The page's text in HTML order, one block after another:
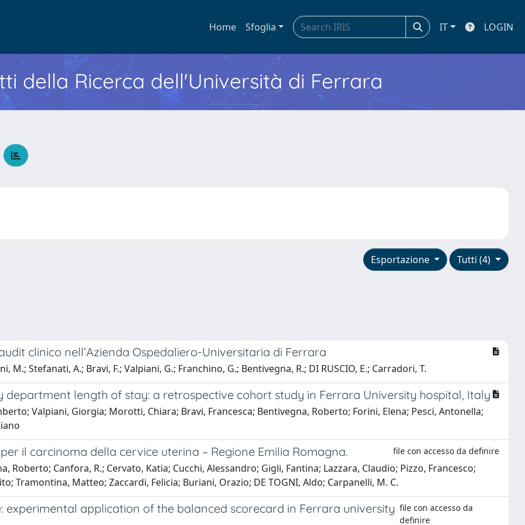
Home Sfoglia IT LOGIN
della Ricerca dell'Università di Ferrara
Tutti (4)
Esportazione
clinico nell’Azienda Ospedaliero-Universitaria di Ferrara
Stefanati, A.; Bravi, F.; Valpiani, G.; Franchino, G.; Bentivegna, R.; DI RUSCIO, E.; Carradori, T.
length of stay: a retrospective cohort study in Ferrara University hospital, Italy
Valpiani, Giorgia; Morotti, Chiara; Bravi, Francesca; Bentivegna, Roberto; Forini, Elena; Pesci, Antonella;
il carcinoma della cervice uterina – Regione Emilia Romagna. file con accesso da definire
Roberto; Canfora, R.; Cervato, Katia; Cucchi, Alessandro; Gigli, Fantina; Lazzara, Claudio; Pizzo, Francesco;
Tramontina, Matteo; Zaccardi, Felicia; Buriani, Orazio; DE TOGNI, Aldo; Carpanelli, M. C.
application of the balanced scorecard in Ferrara university file con accesso da
definire